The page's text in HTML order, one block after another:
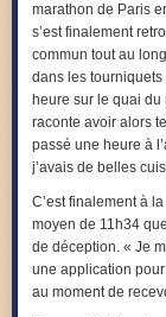
marathon de Paris
s’est finalement
commun tout au
dans les tourniquets
heure sur le quai du
raconte avoir alors
passé une heure à
j’avais de belles
C’est finalement à
moyen de 11h34
de déception. « Je
une application
au moment de